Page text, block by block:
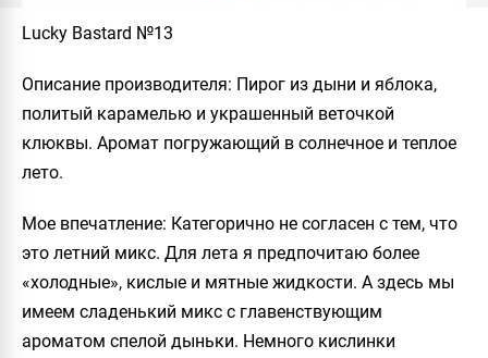
Lucky Bastard №13
Описание производителя: Пирог из дыни и яблока,
политый карамелью и украшенный веточкой
клюквы. Аромат погружающий в солнечное и теплое
лето.
Мое впечатление: Категорично не согласен с тем, что
это летний микс. Для лета я предпочитаю более
«холодные», кислые и мятные жидкости. А здесь мы
имеем сладенький микс с главенствующим
ароматом спелой дыньки. Немного кислинки